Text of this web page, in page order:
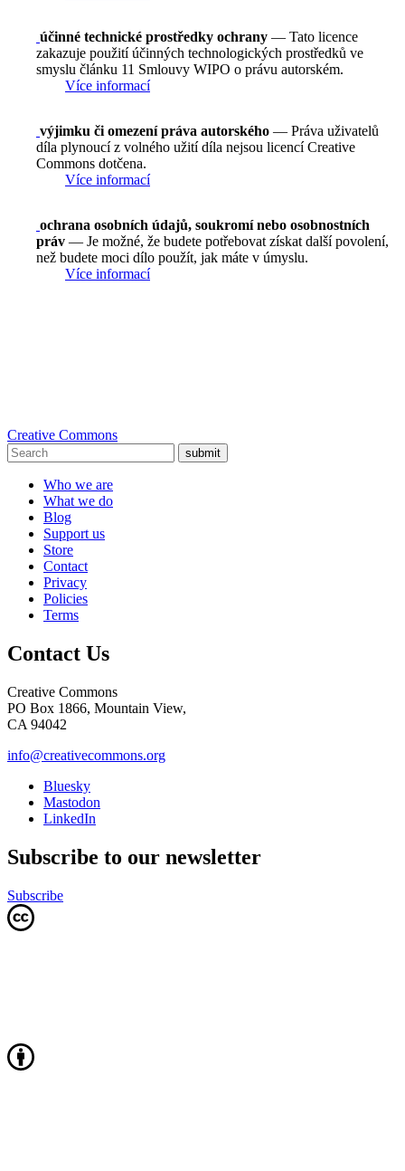
účinné technické prostředky ochrany — Tato licence
zakazuje použití účinných technologických prostředků ve
smyslu článku 11 Smlouvy WIPO o právu autorském.
Více informací
výjimku či omezení práva autorského — Práva uživatelů
díla plynoucí z volného užití díla nejsou licencí Creative
Commons dotčena.
Více informací
ochrana osobních údajů, soukromí nebo osobnostních
práv — Je možné, že budete potřebovat získat další povolení,
než budete moci dílo použít, jak máte v úmyslu.
Více informací
Creative Commons
submit
Who we are
What we do
Blog
Support us
Store
Contact
Privacy
Policies
Terms
Contact Us
Creative Commons
PO Box 1866, Mountain View,
CA 94042
info@creativecommons.org
Bluesky
Mastodon
LinkedIn
Subscribe to our newsletter
Subscribe